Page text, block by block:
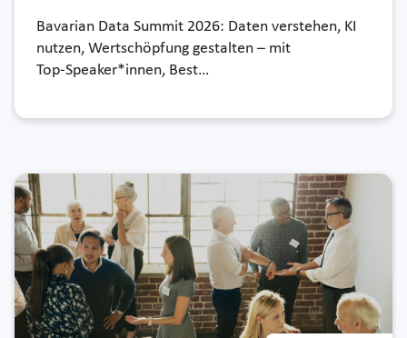
Bavarian Data Summit 2026: Daten verstehen, KI
nutzen, Wertschöpfung gestalten – mit
Top-Speaker*innen, Best…